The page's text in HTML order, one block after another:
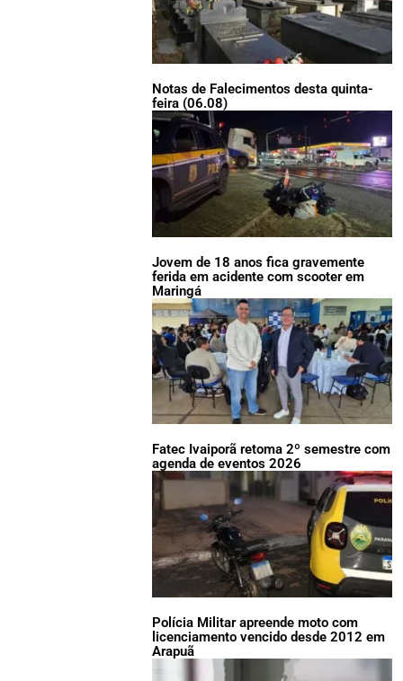
Notas de Falecimentos desta quinta-
feira (06.08)
Jovem de 18 anos fica gravemente
ferida em acidente com scooter em
Maringá
Fatec Ivaiporã retoma 2º semestre com
agenda de eventos 2026
Polícia Militar apreende moto com
licenciamento vencido desde 2012 em
Arapuã